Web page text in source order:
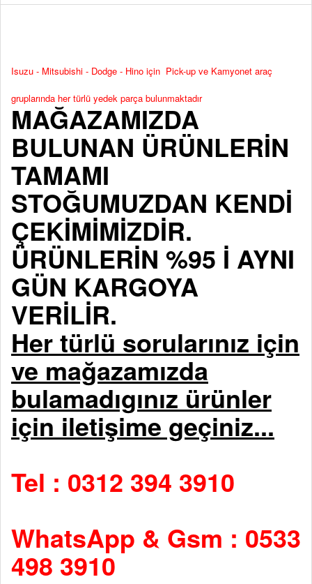
Isuzu - Mitsubishi - Dodge - Hino için Pick-up ve Kamyonet araç
gruplarında her türlü yedek parça bulunmaktadır
MAĞAZAMIZDA
BULUNAN ÜRÜNLERİN
TAMAMI
STOĞUMUZDAN KENDİ
ÇEKİMİMİZDİR.
ÜRÜNLERİN %95 İ AYNI
GÜN KARGOYA
VERİLİR.
Her türlü sorularınız için
ve mağazamızda
bulamadıgınız ürünler
için iletişime geçiniz...
Tel : 0312 394 3910
WhatsApp & Gsm : 0533
498 3910